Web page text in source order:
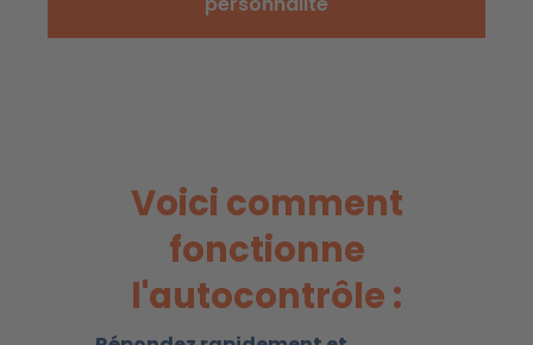
Voici comment
fonctionne
l'autocontrôle :